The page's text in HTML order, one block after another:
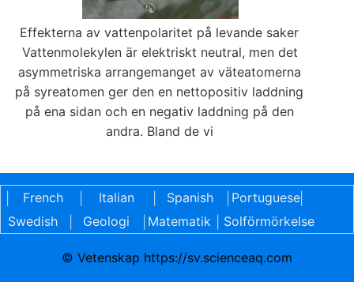
Effekterna av vattenpolaritet på levande saker
Vattenmolekylen är elektriskt neutral, men det
asymmetriska arrangemanget av väteatomerna
på syreatomen ger den en nettopositiv laddning
på ena sidan och en negativ laddning på den
andra. Bland de vi
French Italian Spanish Portuguese|
Swedish
Geologi Matematik Solförmörkelse
© Vetenskap https://sv.scienceaq.com